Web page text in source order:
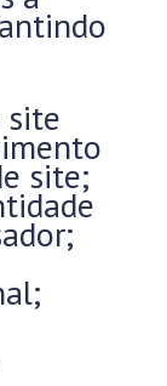
site;